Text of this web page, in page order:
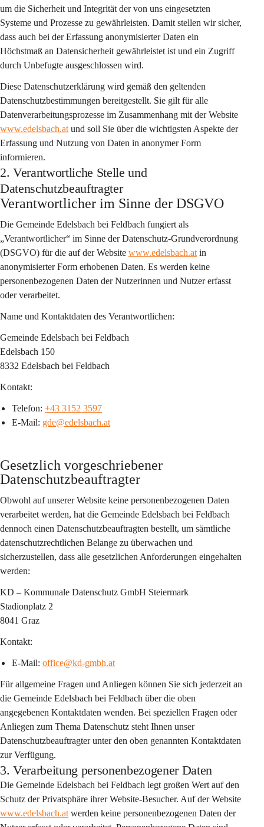
um die Sicherheit und Integrität der von uns eingesetzten
Systeme und Prozesse zu gewährleisten. Damit stellen wir sicher,
dass auch bei der Erfassung anonymisierter Daten ein
Höchstmaß an Datensicherheit gewährleistet ist und ein Zugriff
durch Unbefugte ausgeschlossen wird.
Diese Datenschutzerklärung wird gemäß den geltenden
Datenschutzbestimmungen bereitgestellt. Sie gilt für alle
Datenverarbeitungsprozesse im Zusammenhang mit der Website
www.edelsbach.at und soll Sie über die wichtigsten Aspekte der
Erfassung und Nutzung von Daten in anonymer Form
informieren.
2. Verantwortliche Stelle und
Datenschutzbeauftragter
Verantwortlicher im Sinne der DSGVO
Die Gemeinde Edelsbach bei Feldbach fungiert als
„Verantwortlicher“ im Sinne der Datenschutz-Grundverordnung
(DSGVO) für die auf der Website www.edelsbach.at in
anonymisierter Form erhobenen Daten. Es werden keine
personenbezogenen Daten der Nutzerinnen und Nutzer erfasst
oder verarbeitet.
Name und Kontaktdaten des Verantwortlichen:
Gemeinde Edelsbach bei Feldbach
Edelsbach 150
8332 Edelsbach bei Feldbach
Kontakt:
Telefon: +43 3152 3597
E-Mail: gde@edelsbach.at
Gesetzlich vorgeschriebener
Datenschutzbeauftragter
Obwohl auf unserer Website keine personenbezogenen Daten
verarbeitet werden, hat die Gemeinde Edelsbach bei Feldbach
dennoch einen Datenschutzbeauftragten bestellt, um sämtliche
datenschutzrechtlichen Belange zu überwachen und
sicherzustellen, dass alle gesetzlichen Anforderungen eingehalten
werden:
KD – Kommunale Datenschutz GmbH Steiermark
Stadionplatz 2
8041 Graz
Kontakt:
E-Mail: office@kd-gmbh.at
Für allgemeine Fragen und Anliegen können Sie sich jederzeit an
die Gemeinde Edelsbach bei Feldbach über die oben
angegebenen Kontaktdaten wenden. Bei speziellen Fragen oder
Anliegen zum Thema Datenschutz steht Ihnen unser
Datenschutzbeauftragter unter den oben genannten Kontaktdaten
zur Verfügung.
3. Verarbeitung personenbezogener Daten
Die Gemeinde Edelsbach bei Feldbach legt großen Wert auf den
Schutz der Privatsphäre ihrer Website-Besucher. Auf der Website
www.edelsbach.at werden keine personenbezogenen Daten der